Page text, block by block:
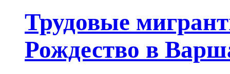
Трудовые
Рождество в